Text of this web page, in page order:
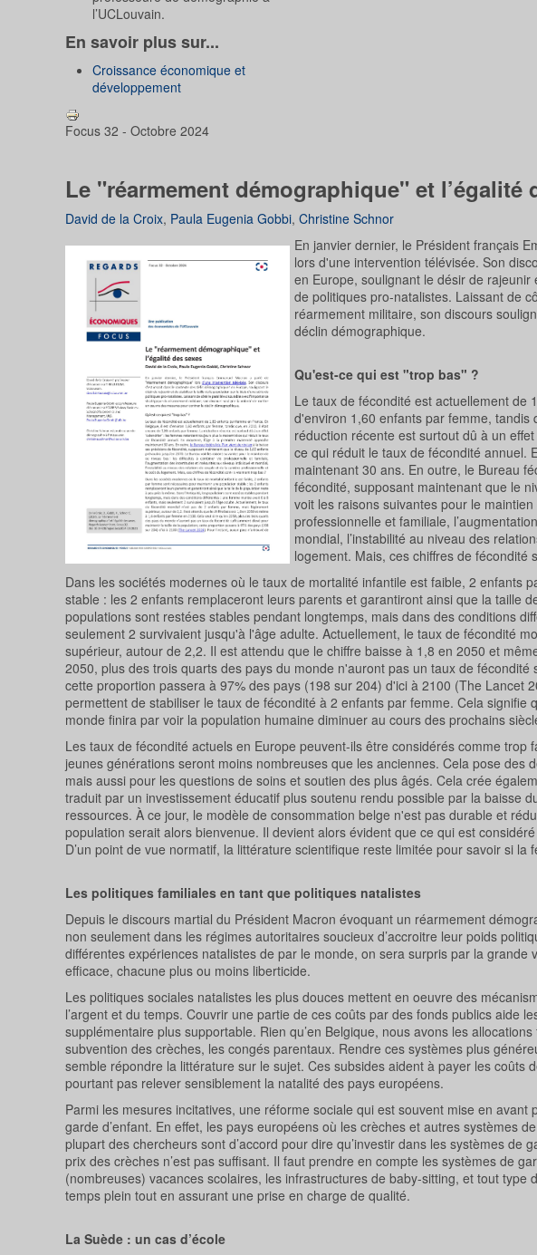
l’UCLouvain.
En savoir plus sur...
Croissance économique et
développement
Focus 32 - Octobre 2024
Le "réarmement démographique" et l’égalité
David de la Croix, Paula Eugenia Gobbi, Christine Schnor
En janvier dernier, le Président français
lors d'une intervention télévisée. Son
en Europe, soulignant le désir de
de politiques pro-natalistes. Laissant de
réarmement militaire, son discours
déclin démographique.
Qu'est-ce qui est "trop bas" ?
Le taux de fécondité est actuellement de
d'environ 1,60 enfants par femme,
réduction récente est surtout dû à un
ce qui réduit le taux de fécondité annuel.
maintenant 30 ans. En outre, le Bureau
fécondité, supposant maintenant que le
voit les raisons suivantes pour le
professionnelle et familiale,
mondial, l’instabilité au niveau des
logement. Mais, ces chiffres de fécondité
Dans les sociétés modernes où le taux de mortalité infantile est faible, 2 enfants
stable : les 2 enfants remplaceront leurs parents et garantiront ainsi que la taille
populations sont restées stables pendant longtemps, mais dans des conditions
seulement 2 survivaient jusqu'à l'âge adulte. Actuellement, le taux de fécondité
supérieur, autour de 2,2. Il est attendu que le chiffre baisse à 1,8 en 2050 et
2050, plus des trois quarts des pays du monde n'auront pas un taux de
cette proportion passera à 97% des pays (198 sur 204) d'ici à 2100 (The Lancet
permettent de stabiliser le taux de fécondité à 2 enfants par femme. Cela
monde finira par voir la population humaine diminuer au cours des prochains
Les taux de fécondité actuels en Europe peuvent-ils être considérés comme
jeunes générations seront moins nombreuses que les anciennes. Cela pose
mais aussi pour les questions de soins et soutien des plus âgés. Cela crée
traduit par un investissement éducatif plus soutenu rendu possible par la baisse
ressources. À ce jour, le modèle de consommation belge n'est pas durable et
population serait alors bienvenue. Il devient alors évident que ce qui est
D’un point de vue normatif, la littérature scientifique reste limitée pour savoir si
Les politiques familiales en tant que politiques natalistes
Depuis le discours martial du Président Macron évoquant un réarmement
non seulement dans les régimes autoritaires soucieux d’accroitre leur poids
différentes expériences natalistes de par le monde, on sera surpris par la
efficace, chacune plus ou moins liberticide.
Les politiques sociales natalistes les plus douces mettent en oeuvre des
l’argent et du temps. Couvrir une partie de ces coûts par des fonds publics aide
supplémentaire plus supportable. Rien qu’en Belgique, nous avons les
subvention des crèches, les congés parentaux. Rendre ces systèmes plus
semble répondre la littérature sur le sujet. Ces subsides aident à payer les coûts
pourtant pas relever sensiblement la natalité des pays européens.
Parmi les mesures incitatives, une réforme sociale qui est souvent mise en
garde d’enfant. En effet, les pays européens où les crèches et autres systèmes
plupart des chercheurs sont d’accord pour dire qu’investir dans les systèmes de
prix des crèches n’est pas suffisant. Il faut prendre en compte les systèmes de
(nombreuses) vacances scolaires, les infrastructures de baby-sitting, et tout
temps plein tout en assurant une prise en charge de qualité.
La Suède : un cas d’école